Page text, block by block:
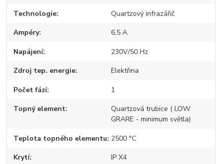
Technologie Quartzový infrazářič
Ampéry 6,5 A
Napájení 230V/50 Hz
Zdroj tep. energie Elektřina
Počet fází 1
Topný element
Quartzová trubice ( LOW
GRARE - minimum světla)
Teplota topného elementu 2500 °C
Krytí IP X4